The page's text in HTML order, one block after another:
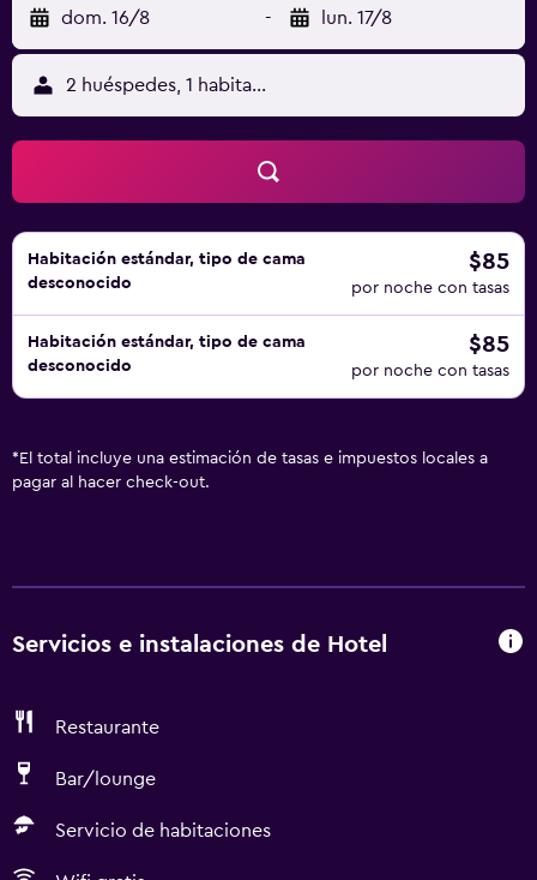
dom. 16/8 - lun. 17/8
2 huéspedes, 1 habitación
Habitación estándar, tipo de cama
desconocido
$85
por noche con tasas
Habitación estándar, tipo de cama
desconocido
$85
por noche con tasas
* El total incluye una estimación de tasas e impuestos locales a
pagar al hacer check-out.
Servicios e instalaciones de Hotel
Restaurante
Bar/lounge
Servicio de habitaciones